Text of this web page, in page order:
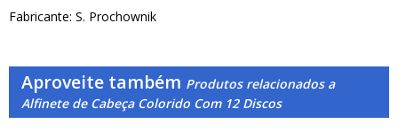
Fabricante: S. Prochownik
Aproveite também Produtos relacionados a
Alfinete de Cabeça Colorido Com 12 Discos